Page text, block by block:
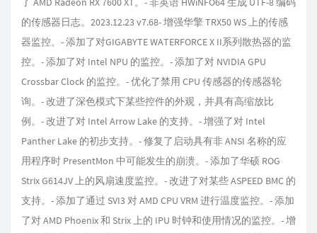
的传感器日志。2023.12.23 v7.68- 增强华擎 TRX50 WS 上的传感
器监控。- 添加了对GIGABYTE WATERFORCE X II系列散热器的监
控。- 添加了对 Intel NPU 的监控。- 添加了对 NVIDIA GPU
Crossbar Clock 的监控。- 优化了禁用 CPU 传感器的传感器轮
询。- 改进了深色模式下某些控件的外观，并具有高缩放比
例。- 改进了对 Intel Arrow Lake 的支持。- 增强了对 Intel
Panther Lake 的初步支持。- 修复了启动具有非 ANSI 名称的应
用程序时 PresentMon 中可能发生的崩溃。- 添加了华硕 ROG
Strix G614JV 上的风扇速度监控。- 改进了对某些 ASPEED BMC 的
支持。- 添加了通过 SVI3 对 AMD CPU VRM 进行温度监控。- 添加
了对 AMD Phoenix 和 Strix 上的 IPU 时钟和使用情况的监控。- 增